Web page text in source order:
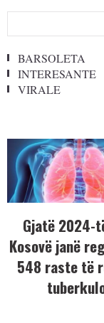
BARSOLETA
INTERESANTE
VIRALE
Gjatë 2024-
Kosovë janë
548 raste të